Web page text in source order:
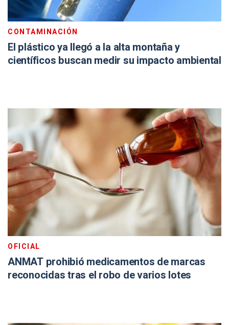
CONTAMINACIÓN
El plástico ya llegó a la alta montaña y
científicos buscan medir su impacto ambiental
OFICIAL
ANMAT prohibió medicamentos de marcas
reconocidas tras el robo de varios lotes